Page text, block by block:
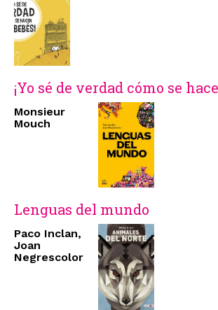
¡Yo sé de verdad cómo se
Monsieur
Mouch
Lenguas del mundo
Paco Inclan,
Joan
Negrescolor